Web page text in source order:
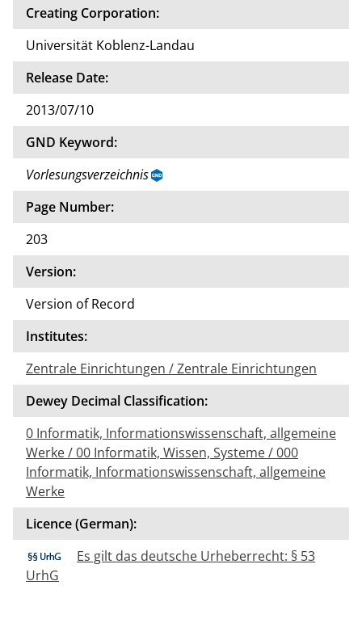
Creating Corporation:
Universität Koblenz-Landau
Release Date:
2013/07/10
GND Keyword:
Vorlesungsverzeichnis
Page Number:
203
Version:
Version of Record
Institutes:
Zentrale Einrichtungen / Zentrale Einrichtungen
Dewey Decimal Classification:
0 Informatik, Informationswissenschaft, allgemeine
Werke / 00 Informatik, Wissen, Systeme / 000
Informatik, Informationswissenschaft, allgemeine
Werke
Licence (German):
Es gilt das deutsche Urheberrecht: § 53
UrhG